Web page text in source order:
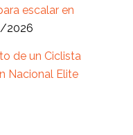
escalar en
2026
de un Ciclista
Nacional Elite